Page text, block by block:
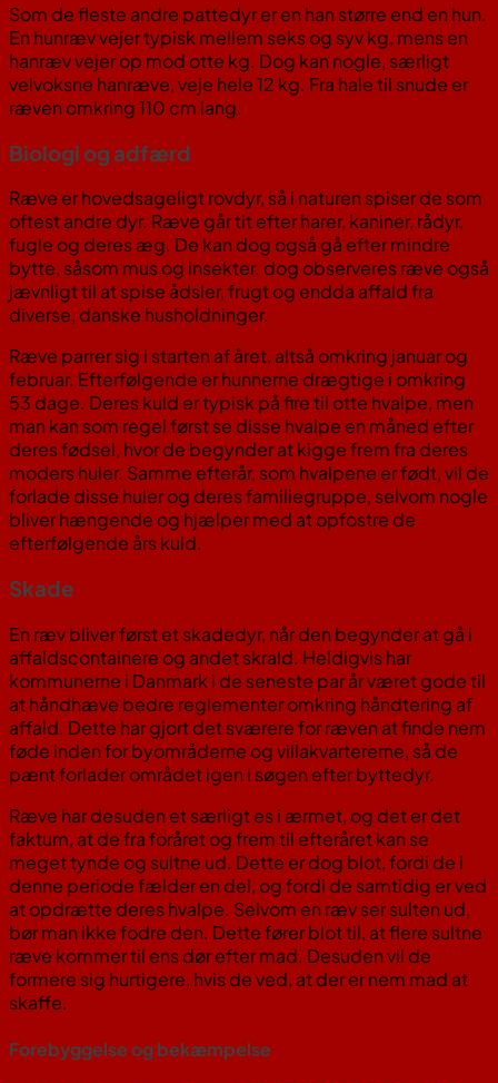
Som de fleste andre pattedyr er en han større end en hun.
En hunræv vejer typisk mellem seks og syv kg, mens en
hanræv vejer op mod otte kg. Dog kan nogle, særligt
velvoksne hanræve, veje hele 12 kg. Fra hale til snude er
ræven omkring 110 cm lang.
Biologi og adfærd
Ræve er hovedsageligt rovdyr, så i naturen spiser de som
oftest andre dyr. Ræve går tit efter harer, kaniner, rådyr,
fugle og deres æg. De kan dog også gå efter mindre
bytte, såsom mus og insekter. dog observeres ræve også
jævnligt til at spise ådsler, frugt og endda affald fra
diverse, danske husholdninger.
Ræve parrer sig i starten af året, altså omkring januar og
februar. Efterfølgende er hunnerne drægtige i omkring
53 dage. Deres kuld er typisk på fire til otte hvalpe, men
man kan som regel først se disse hvalpe en måned efter
deres fødsel, hvor de begynder at kigge frem fra deres
moders huler. Samme efterår, som hvalpene er født, vil de
forlade disse huler og deres familiegruppe, selvom nogle
bliver hængende og hjælper med at opfostre de
efterfølgende års kuld.
Skade
En ræv bliver først et skadedyr, når den begynder at gå i
affaldscontainere og andet skrald. Heldigvis har
kommunerne i Danmark i de seneste par år været gode til
at håndhæve bedre reglementer omkring håndtering af
affald. Dette har gjort det sværere for ræven at finde nem
føde inden for byområderne og villakvartererne, så de
pænt forlader området igen i søgen efter byttedyr.
Ræve har desuden et særligt es i ærmet, og det er det
faktum, at de fra foråret og frem til efteråret kan se
meget tynde og sultne ud. Dette er dog blot, fordi de i
denne periode fælder en del, og fordi de samtidig er ved
at opdrætte deres hvalpe. Selvom en ræv ser sulten ud,
bør man ikke fodre den. Dette fører blot til, at flere sultne
ræve kommer til ens dør efter mad. Desuden vil de
formere sig hurtigere, hvis de ved, at der er nem mad at
skaffe.
Forebyggelse og bekæmpelse